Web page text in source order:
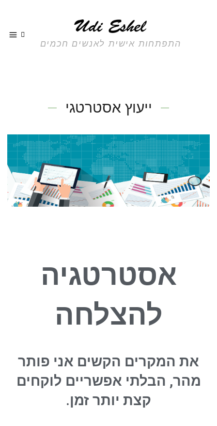
התפתחות אישית לאנשים חכמים
ייעוץ אסטרטגי
אסטרטגיה
להצלחה
את המקרים הקשים אני פותר
מהר, הבלתי אפשריים לוקחים
קצת יותר זמן.